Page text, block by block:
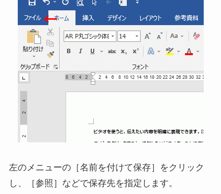
左のメニューの［名前を付けて保存］をクリック
し、［参照］などで保存先を指定します。